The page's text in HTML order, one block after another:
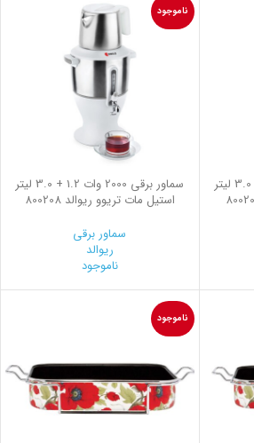
سماور برقی 2000 وات 1.0 + 3.0 لیتر
ناموجود
سماور برقی 2000 وات 1.2 + 3.0 لیتر
استیل مات تریوو ریوالد 800208
سماور برقی
ریوالد
ناموجود
ناموجود